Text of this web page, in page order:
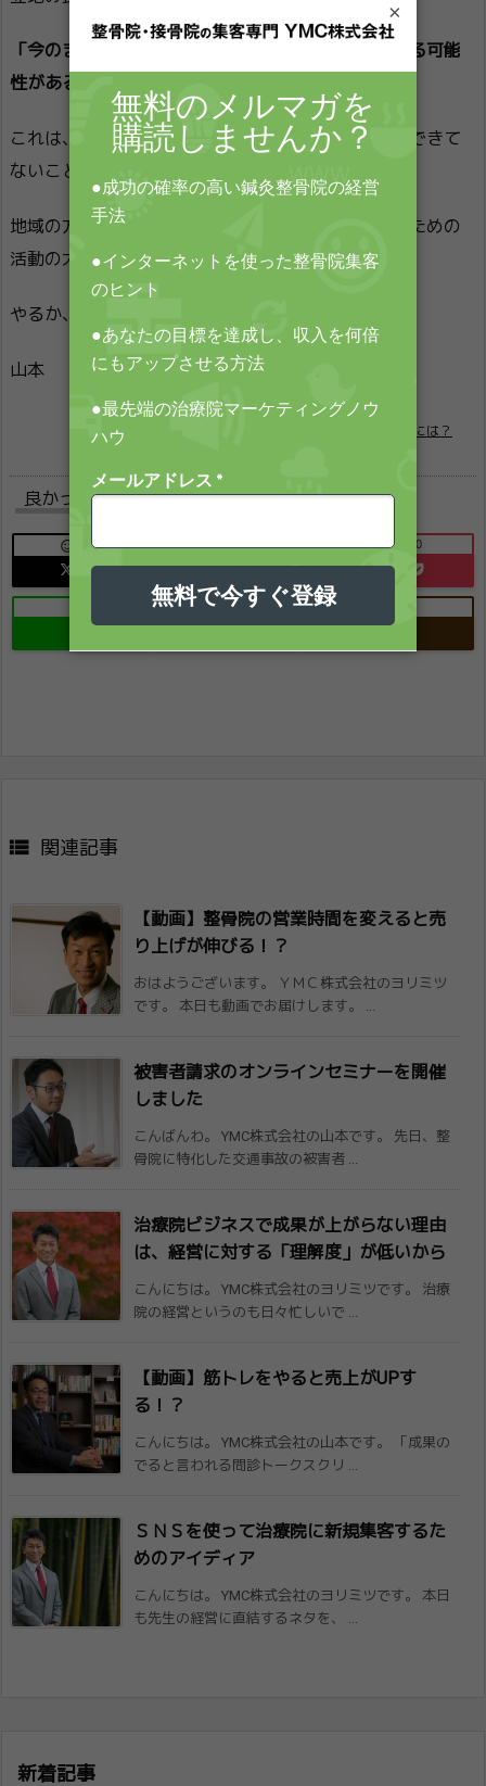
「今のままのあなたの状態」で、一気に売上があがる可能
性があるんです。
これは、まぎれもない事実ですが、多くの治療院ができて
ないことです。
地域の方に、あなたの治療院の存在を、認知させるための
活動の大事さがわかりましたか？
やるか、やらないかは、あなた次第です。
山本
治療院の売上をあげるには？
良かったらシェアお願いします

B!
0
 関連記事
【動画】整骨院の営業時間を変えると売
り上​げが伸びる！？
おはようございます。 ＹＭＣ株式会社のヨリミツ
です。 本日も動画でお届けします。 ...
被害者請求のオンラインセミナーを開催
しました
こんばんわ。 YMC株式会社の山本です。 先日、整
骨院に特化した交通事故の被害者 ...
治療院ビジネスで成果が上がらない理由
は、​経営に対する「理解度」が低いから
こんにちは。 YMC株式会社のヨリミツです。 治療
院の経営というのも日々忙しいで ...
【動画】筋トレをやると売上がUPす
る！？
こんにちは。 YMC株式会社の山本です。 「成果の
でると言われる問診トークスクリ ...
ＳＮＳを使って治療院に新規集客するた
めの​アイディア
こんにちは。 YMC株式会社のヨリミツです。 本日
も先生の経営に直結するネタを、 ...
新着記事
×